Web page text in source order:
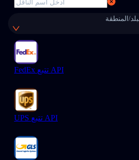
المنطقة
FedEx تتبع API
UPS تتبع API